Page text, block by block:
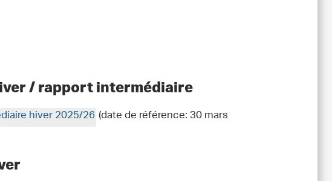
/ rapport intermédiaire
hiver 2025/26(date de référence: 30 mars